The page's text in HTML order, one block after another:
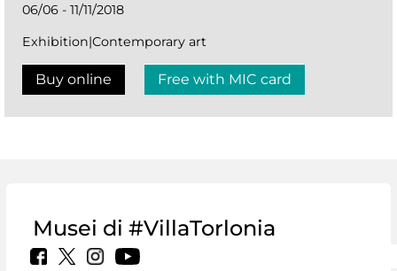
06/06 - 11/11/2018
Exhibition|Contemporary art
Buy online Free with MIC card
Musei di #VillaTorlonia